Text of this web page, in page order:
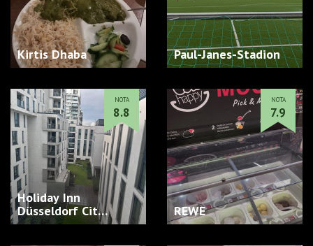
Kirtis Dhaba Paul-Janes-Stadion
Holiday Inn
Düsseldorf Cit…
NOTA
8.8
REWE
NOTA
7.9